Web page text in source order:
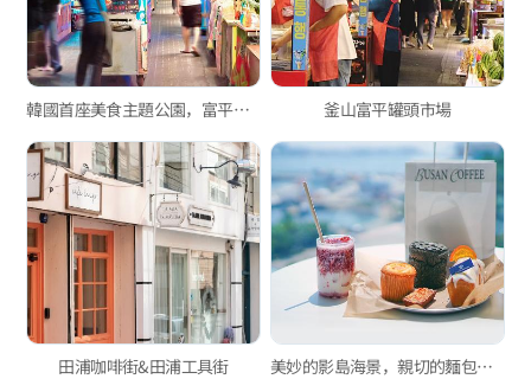
韓國首座美食主題公園，富平罐頭夜市 釜山富平罐頭市場
田浦咖啡街&田浦工具街 美妙的影島海景，親切的麵包糕點，擁抱影島海景的大型咖啡廳「Cafe 385」